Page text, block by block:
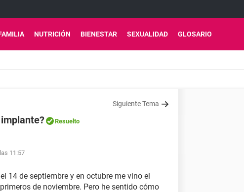
NUTRICIÓN BIENESTAR SEXUALIDAD GLOSARIO
Siguiente Tema
Resuelto
11:57
14 de septiembre y en octubre me vino el
de noviembre. Pero he sentido cómo